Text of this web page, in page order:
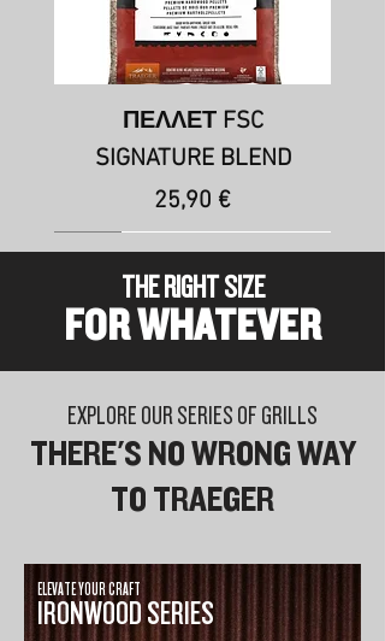
ΠΕΛΛΕΤ FSC
SIGNATURE BLEND
Τιμή
25,90 €
COMPETITION BLEND
Τιμή
25,90 €
(ΒΕΛΑΝΙΔΙΑ)
Τιμή
25,90 €
(ΜΗΛΙΑ)
Τιμή
25,90 €
THE RIGHT SIZE
FOR WHATEVER
EXPLORE OUR SERIES OF GRILLS
THERE'S NO WRONG WAY
TO TRAEGER
ELEVATE YOUR CRAFT
IRONWOOD SERIES